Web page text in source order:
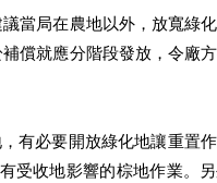
當局在農地以外，放寬綠
償就應分階段發放，令廠
有必要開放綠化地讓重置
受收地影響的棕地作業。